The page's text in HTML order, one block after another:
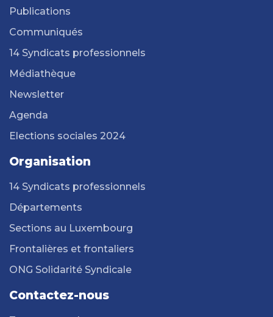
Publications
Communiqués
14 Syndicats professionnels
Médiathèque
Newsletter
Agenda
Elections sociales 2024
Organisation
14 Syndicats professionnels
Départements
Sections au Luxembourg
Frontalières et frontaliers
ONG Solidarité Syndicale
Contactez-nous